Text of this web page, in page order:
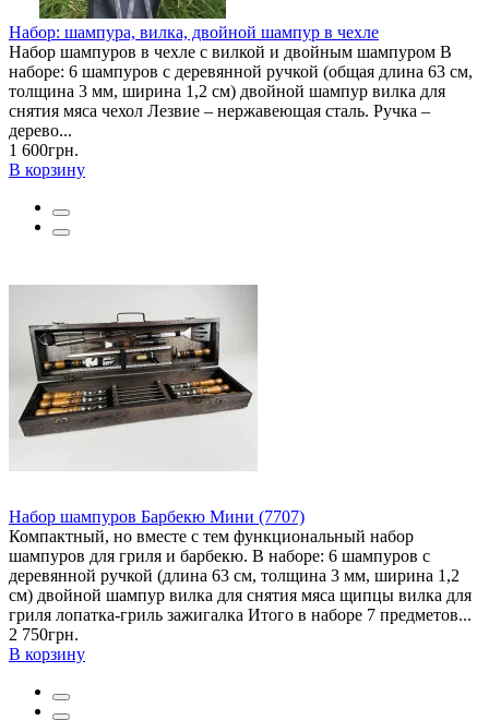
Набор: шампура, вилка, двойной шампур в чехле
Набор шампуров в чехле с вилкой и двойным шампуром В
наборе: 6 шампуров с деревянной ручкой (общая длина 63 см,
толщина 3 мм, ширина 1,2 см) двойной шампур вилка для
снятия мяса чехол Лезвие – нержавеющая сталь. Ручка –
дерево...
1 600грн.
В корзину
Набор шампуров Барбекю Мини (7707)
Компактный, но вместе с тем функциональный набор
шампуров для гриля и барбекю. В наборе: 6 шампуров с
деревянной ручкой (длина 63 см, толщина 3 мм, ширина 1,2
см) двойной шампур вилка для снятия мяса щипцы вилка для
гриля лопатка-гриль зажигалка Итого в наборе 7 предметов...
2 750грн.
В корзину